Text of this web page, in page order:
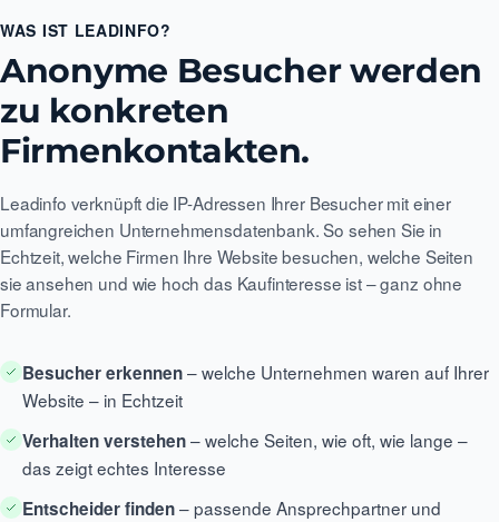
WAS IST LEADINFO?
Anonyme Besucher werden
zu konkreten
Firmenkontakten.
Leadinfo verknüpft die IP-Adressen Ihrer Besucher mit einer
umfangreichen Unternehmensdatenbank. So sehen Sie in
Echtzeit, welche Firmen Ihre Website besuchen, welche Seiten
sie ansehen und wie hoch das Kaufinteresse ist – ganz ohne
Formular.
Besucher erkennen– welche Unternehmen waren auf Ihrer
Website – in Echtzeit
Verhalten verstehen– welche Seiten, wie oft, wie lange –
das zeigt echtes Interesse
Entscheider finden– passende Ansprechpartner und